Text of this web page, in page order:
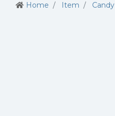
Home Item Candy